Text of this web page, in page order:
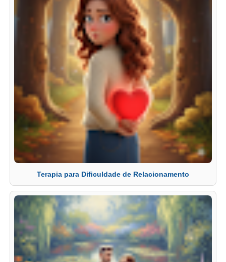
Terapia para Dificuldade de Relacionamento